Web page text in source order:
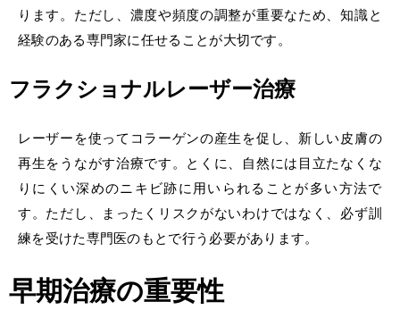
ります。ただし、濃度や頻度の調整が重要なため、知識と
経験のある専門家に任せることが大切です。
フラクショナルレーザー治療
レーザーを使ってコラーゲンの産生を促し、新しい皮膚の
再生をうながす治療です。とくに、自然には目立たなくな
りにくい深めのニキビ跡に用いられることが多い方法で
す。ただし、まったくリスクがないわけではなく、必ず訓
練を受けた専門医のもとで行う必要があります。
早期治療の重要性